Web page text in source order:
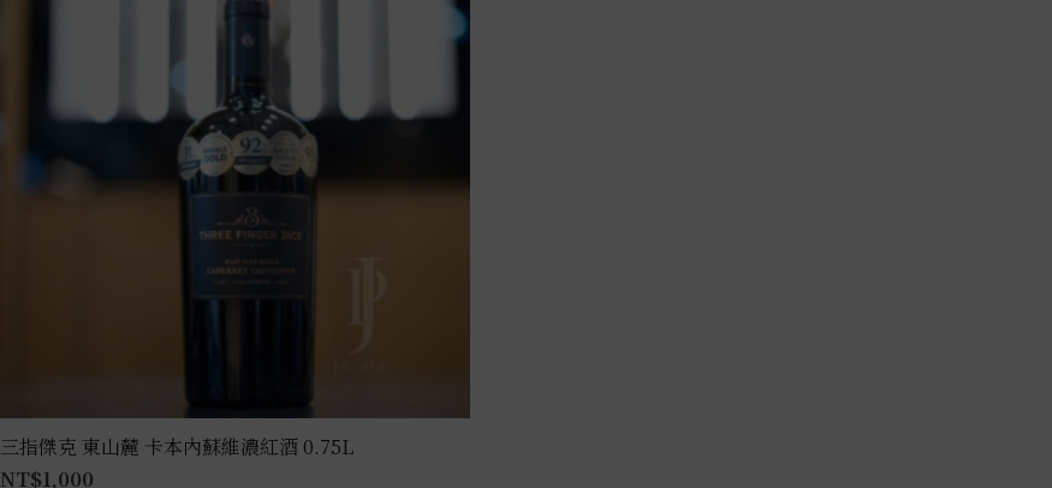
三指傑克 東山麓 卡本內蘇維濃紅酒 0.75L
NT$1,000